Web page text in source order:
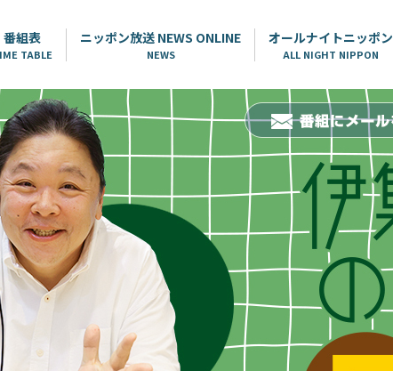
番組表
TABLE
ニッポン放送 NEWS ONLINE
NEWS
オールナイトニッポン
ALL NIGHT NIPPON